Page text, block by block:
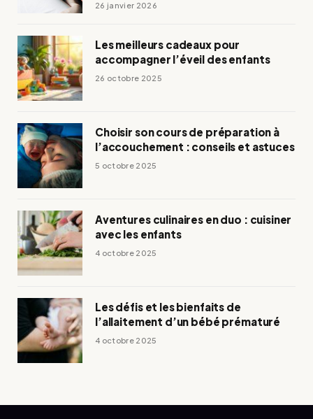
26 janvier 2026
Les meilleurs cadeaux pour
accompagner l’éveil des enfants
26 octobre 2025
Choisir son cours de préparation à
l’accouchement : conseils et astuces
5 octobre 2025
Aventures culinaires en duo : cuisiner
avec les enfants
4 octobre 2025
Les défis et les bienfaits de
l’allaitement d’un bébé prématuré
4 octobre 2025